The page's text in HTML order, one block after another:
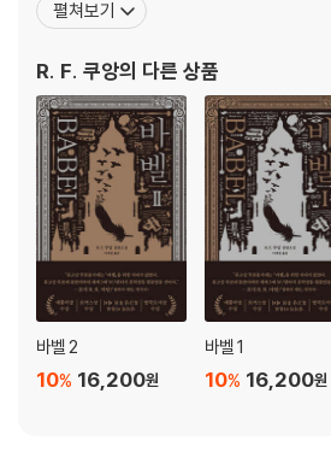
살 때 펴낸 네 번째 소설 『바벨, 혹은 폭력의
을 휩쓸면서 영미권에서 가장 핫한 스타 작
펼쳐보기
R. F. 쿠앙의 다른 상품
바벨 2
16,200원
10%
바벨 1
16,200원
10%